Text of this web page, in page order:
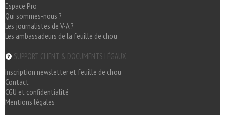
Espace Pro
Qui sommes-nous ?
Les journalistes de V-A ?
Les ambassadeurs de la feuille de chou
SUPPORT CLIENT & DOCUMENTS LÉGAUX
Inscription newsletter et feuille de chou
Contact
CGU et confidentialité
Mentions légales